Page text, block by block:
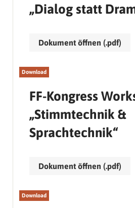
„Dialog statt
Dokument öffnen (.pdf)
Download
FF-Kongress
„Stimmtechnik &
Sprachtechnik“
Dokument öffnen (.pdf)
Download